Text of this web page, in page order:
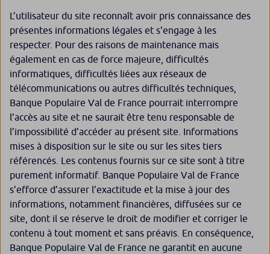
L’utilisateur du site reconnaît avoir pris connaissance des
présentes informations légales et s’engage à les
respecter. Pour des raisons de maintenance mais
également en cas de force majeure, difficultés
informatiques, difficultés liées aux réseaux de
télécommunications ou autres difficultés techniques,
Banque Populaire Val de France pourrait interrompre
l’accès au site et ne saurait être tenu responsable de
l’impossibilité d’accéder au présent site. Informations
mises à disposition sur le site ou sur les sites tiers
référencés. Les contenus fournis sur ce site sont à titre
purement informatif. Banque Populaire Val de France
s’efforce d’assurer l’exactitude et la mise à jour des
informations, notamment financières, diffusées sur ce
site, dont il se réserve le droit de modifier et corriger le
contenu à tout moment et sans préavis. En conséquence,
Banque Populaire Val de France ne garantit en aucune